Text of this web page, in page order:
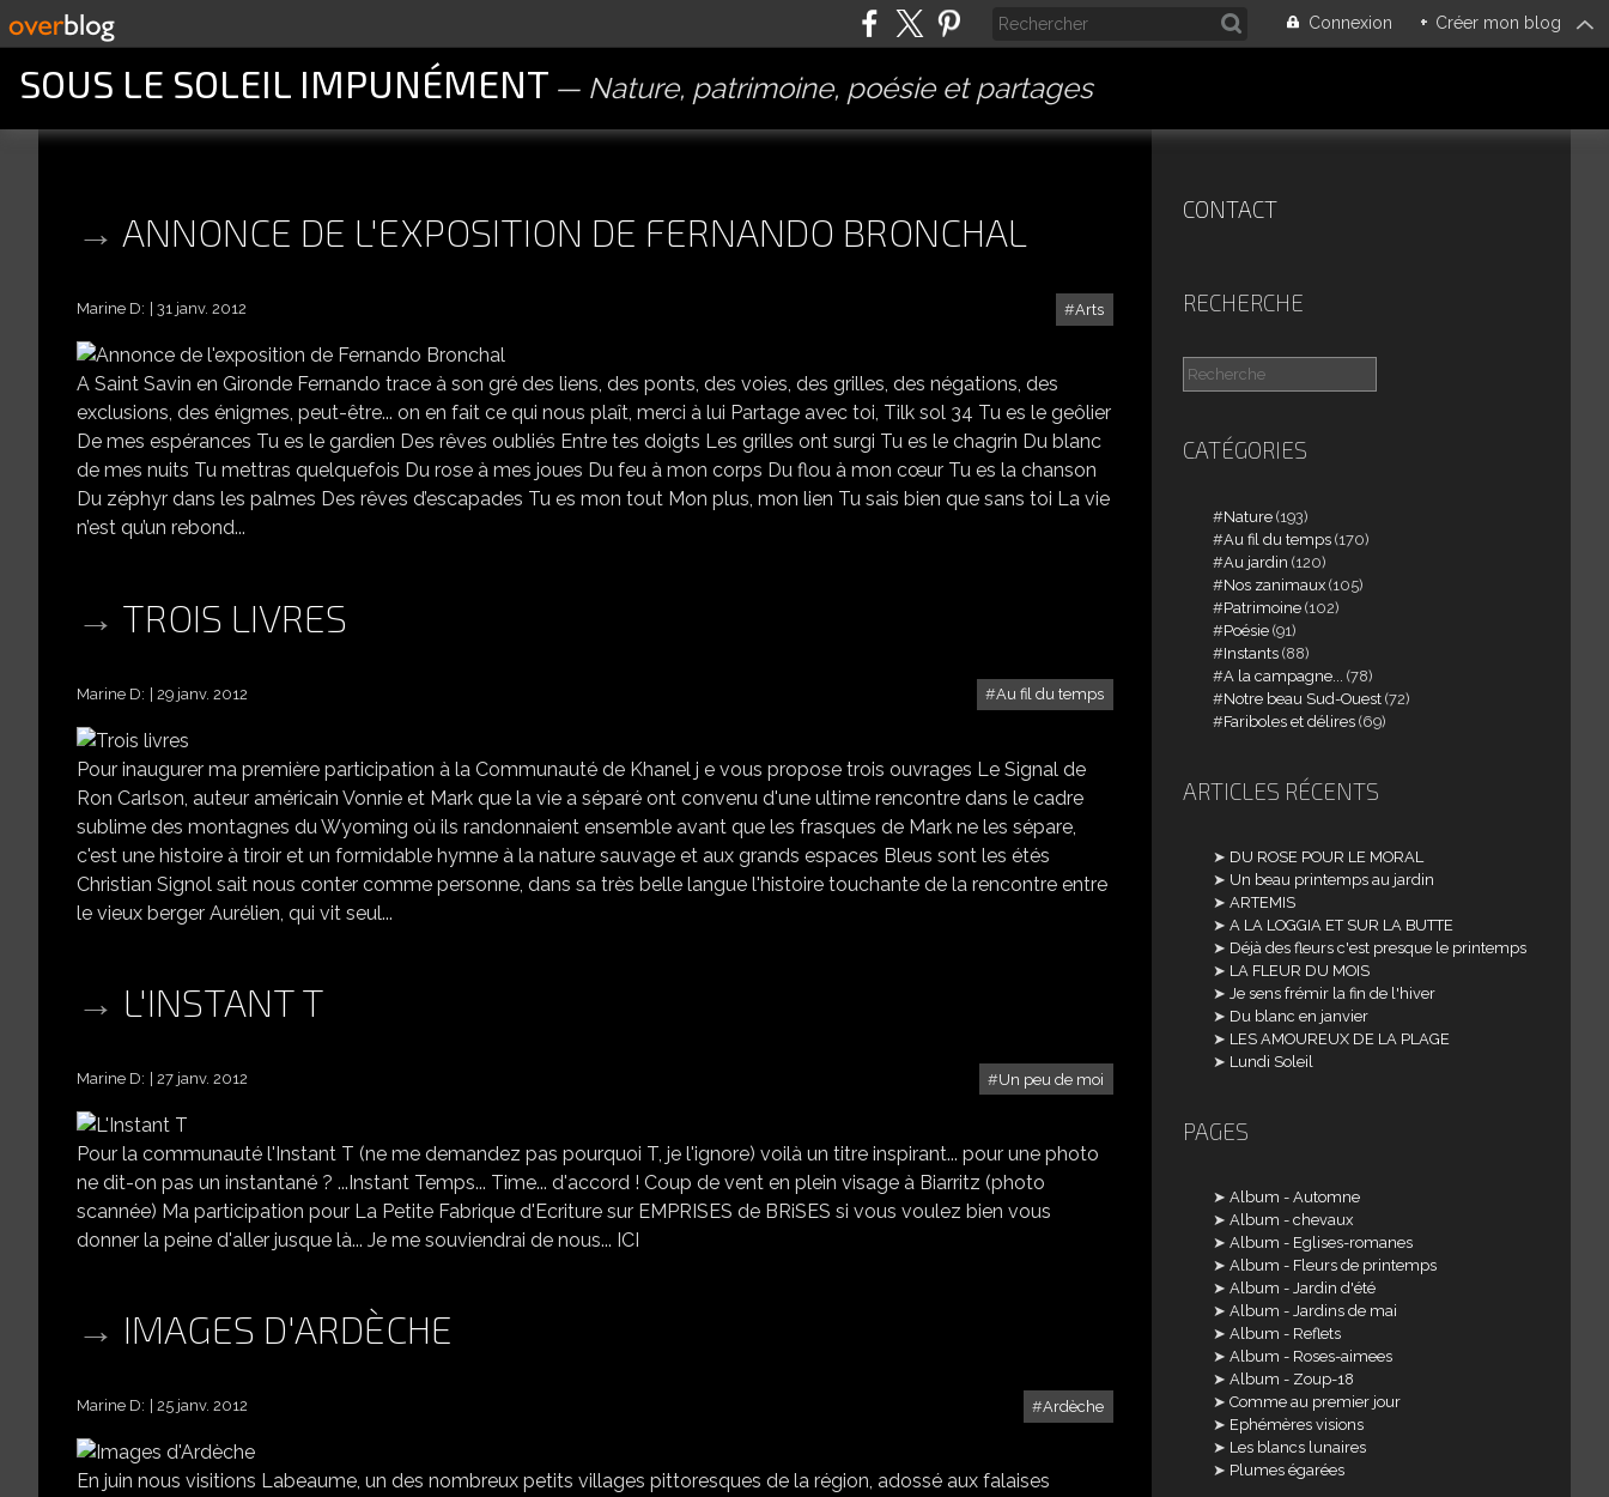
Connexion + Créer mon blog
SOUS LE SOLEIL IMPUNÉMENT Nature, patrimoine, poésie et partages
ANNONCE DE L'EXPOSITION DE FERNANDO BRONCHAL
Arts
Marine D: 31 janv. 2012 ANNONCE DE L'EXPOSITION DE FERNANDO BRONCHAL
A Saint Savin en Gironde Fernando trace à son gré des liens, des ponts, des voies, des grilles, des négations, des
exclusions, des énigmes, peut-être... on en fait ce qui nous plaît, merci à lui Partage avec toi, Tilk sol 34 Tu es le geôlier
De mes espérances Tu es le gardien Des rêves oubliés Entre tes doigts Les grilles ont surgi Tu es le chagrin Du blanc
de mes nuits Tu mettras quelquefois Du rose à mes joues Du feu à mon corps Du flou à mon cœur Tu es la chanson
Du zéphyr dans les palmes Des rêves d’escapades Tu es mon tout Mon plus, mon lien Tu sais bien que sans toi La vie
n’est qu’un rebond...
TROIS LIVRES
Au fil du temps
Marine D: 29 janv. 2012 TROIS LIVRES
Pour inaugurer ma première participation à la Communauté de Khanel j e vous propose trois ouvrages Le Signal de
Ron Carlson, auteur américain Vonnie et Mark que la vie a séparé ont convenu d'une ultime rencontre dans le cadre
sublime des montagnes du Wyoming où ils randonnaient ensemble avant que les frasques de Mark ne les sépare,
c'est une histoire à tiroir et un formidable hymne à la nature sauvage et aux grands espaces Bleus sont les étés
Christian Signol sait nous conter comme personne, dans sa très belle langue l'histoire touchante de la rencontre entre
le vieux berger Aurélien, qui vit seul...
L'INSTANT T
Un peu de moi
Marine D: 27 janv. 2012 L'INSTANT T
Pour la communauté l'Instant T (ne me demandez pas pourquoi T, je l'ignore) voilà un titre inspirant... pour une photo
ne dit-on pas un instantané ? ...Instant Temps... Time... d'accord ! Coup de vent en plein visage à Biarritz (photo
scannée) Ma participation pour La Petite Fabrique d'Ecriture sur EMPRISES de BRiSES si vous voulez bien vous
donner la peine d'aller jusque là... Je me souviendrai de nous... ICI
IMAGES D'ARDÈCHE
Ardèche
Marine D: 25 janv. 2012 IMAGES D'ARDÈCHE
En juin nous visitions Labeaume, un des nombreux petits villages pittoresques de la région, adossé aux falaises
CONTACT
RECHERCHE
CATÉGORIES
Nature (193)
Au fil du temps (170)
Au jardin (120)
Nos zanimaux (105)
Patrimoine (102)
Poésie (91)
Instants (88)
A la campagne...
(78)
Notre beau Sud-Ouest (72)
Fariboles et délires (69)
ARTICLES RÉCENTS
DU ROSE POUR LE MORAL
Un beau printemps au jardin
ARTEMIS
A LA LOGGIA ET SUR LA BUTTE
Déjà des fleurs c'est presque le printemps
LA FLEUR DU MOIS
Je sens frémir la fin de l'hiver
Du blanc en janvier
LES AMOUREUX DE LA PLAGE
Lundi Soleil
PAGES
Album - Automne
Album - chevaux
Album - Eglises-romanes
Album - Fleurs de printemps
Album - Jardin d'été
Album - Jardins de mai
Album - Reflets
Album - Roses-aimees
Album - Zoup-18
Comme au premier jour
Ephémères visions
Les blancs lunaires
Plumes égarées